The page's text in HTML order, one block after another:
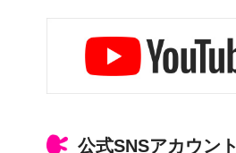
公式SNSアカウント